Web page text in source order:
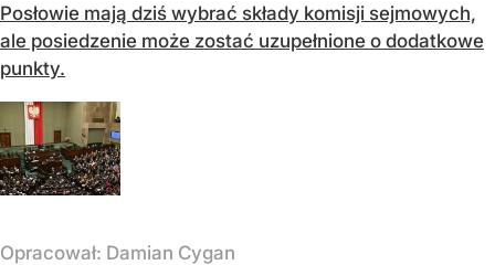
Posłowie mają dziś wybrać składy komisji sejmowych,
ale posiedzenie może zostać uzupełnione o dodatkowe
punkty.
Opracował: Damian Cygan